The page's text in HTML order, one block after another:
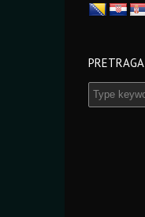
PRETRAGA